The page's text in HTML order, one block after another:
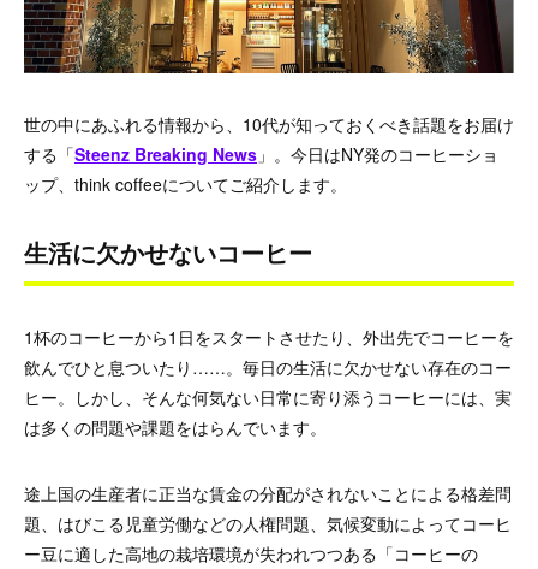
世の中にあふれる情報から、10代が知っておくべき話題をお届け
する「Steenz Breaking News 」。今日はNY発のコーヒーショ
ップ、think coffeeについてご紹介します。
生活に欠かせないコーヒー
1杯のコーヒーから1日をスタートさせたり、外出先でコーヒーを
飲んでひと息ついたり……。毎日の生活に欠かせない存在のコー
ヒー。しかし、そんな何気ない日常に寄り添うコーヒーには、実
は多くの問題や課題をはらんでいます。
途上国の生産者に正当な賃金の分配がされないことによる格差問
題、はびこる児童労働などの人権問題、気候変動によってコーヒ
ー豆に適した高地の栽培環境が失われつつある「コーヒーの